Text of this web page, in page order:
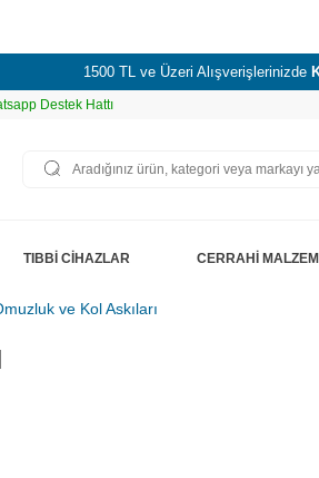
1500 TL ve Üzeri Alışverişlerinizde
Destek Hattı
TIBBİ CİHAZLAR CERRAHİ
ve Kol Askıları